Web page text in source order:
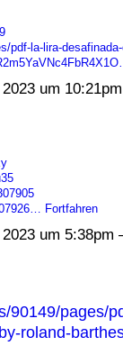
pdf-la-lira-
um
Fortfahren
um 5:38pm
90149/pages/
roland-